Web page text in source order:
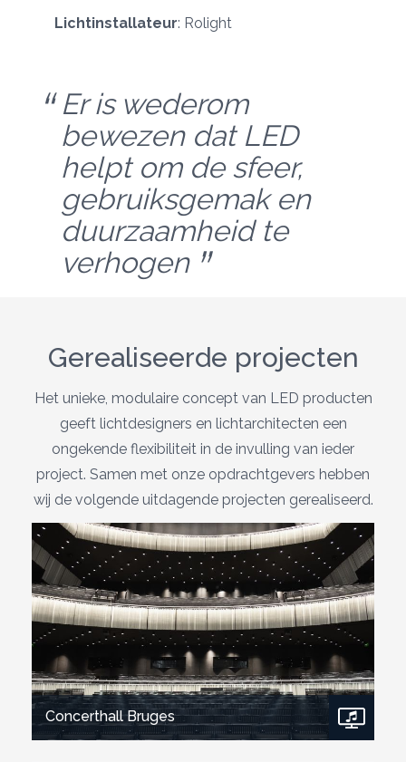
Lichtinstallateur: Rolight
Er is wederom
bewezen dat LED
helpt om de sfeer,
gebruiksgemak en
duurzaamheid te
verhogen
Gerealiseerde projecten
Het unieke, modulaire concept van LED producten
geeft lichtdesigners en lichtarchitecten een
ongekende flexibiliteit in de invulling van ieder
project. Samen met onze opdrachtgevers hebben
wij de volgende uitdagende projecten gerealiseerd.
Concerthall Bruges